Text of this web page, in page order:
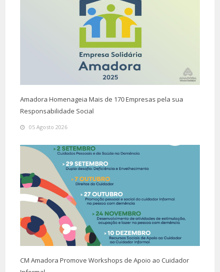
Amadora Homenageia Mais de 170 Empresas pela sua
Responsabilidade Social
05 Agosto 2026
CM Amadora Promove Workshops de Apoio ao Cuidador